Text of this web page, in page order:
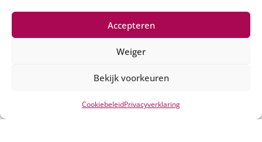
Accepteren
Weiger
Bekijk voorkeuren
CookiebeleidPrivacyverklaring
Ik ga naar het Dr. Knippenbergcollege
Groep 7 en 8